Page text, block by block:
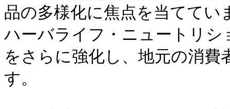
品の多様化に焦点を当てて
ハーバライフ・ニュートリ
をさらに強化し、地元の消
す。